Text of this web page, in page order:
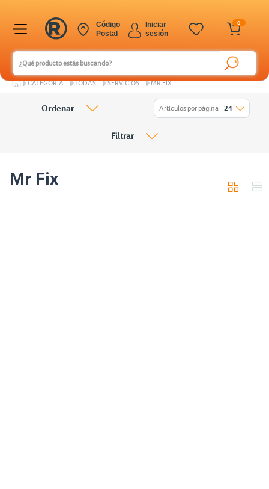
0
Iniciar
sesión
Código
Postal
CATEGORÍA TODAS SERVICIOS MR FIX
Mr Fix
Ordenar Artículos por página 24
Filtrar